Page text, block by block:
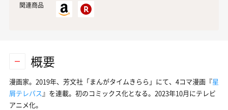
関連商品
概要
漫画家。2019年、芳文社「まんがタイムきらら」にて、4コマ漫画『星
屑テレパス』を連載。初のコミックス化となる。2023年10月にテレビ
アニメ化。